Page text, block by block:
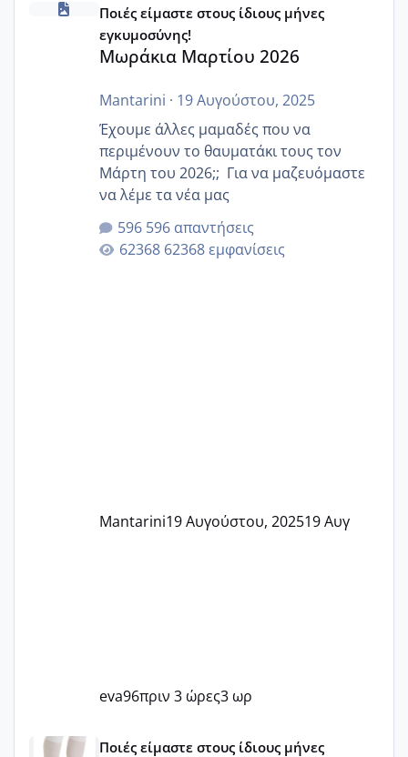
Ποιές είμαστε στους ίδιους μήνες
εγκυμοσύνης!
Μωράκια Μαρτίου 2026
Mantarini · 19 Αυγούστου, 2025
Έχουμε άλλες μαμαδές που να
περιμένουν το θαυματάκι τους τον
Μάρτη του 2026;; Για να μαζευόμαστε
να λέμε τα νέα μας
596 απαντήσεις
62368 εμφανίσεις
Mantarini19 Αυγούστου, 202519 Αυγ
eva96πριν 3 ώρες3 ωρ
Μωράκια Μαΐου 2026 🌸🌻🌹
Ποιές είμαστε στους ίδιους μήνες